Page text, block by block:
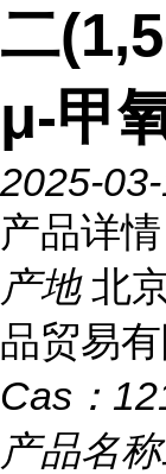
二
μ-甲
2025-
产品详情
产地 北
品贸易
Cas：
产品名称